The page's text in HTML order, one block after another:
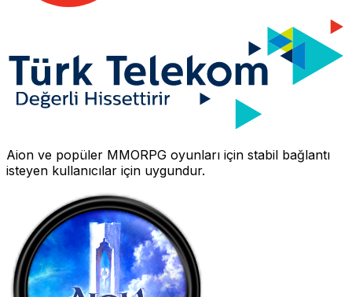
Aion ve popüler MMORPG oyunları için stabil bağlantı
isteyen kullanıcılar için uygundur.